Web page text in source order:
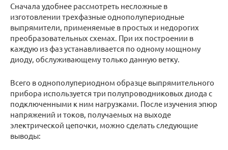
Сначала удобнее рассмотреть несложные в
изготовлении трехфазные однополупериодные
выпрямители, применяемые в простых и недорогих
преобразовательных схемах. При их построении в
каждую из фаз устанавливается по одному мощному
диоду, обслуживающему только данную ветку.
Всего в однополупериодном образце выпрямительного
прибора используется три полупроводниковых диода с
подключенными к ним нагрузками. После изучения эпюр
напряжений и токов, получаемых на выходе
электрической цепочки, можно сделать следующие
выводы: